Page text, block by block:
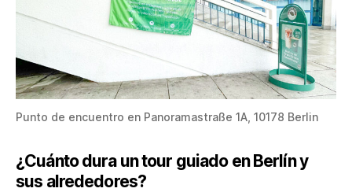
Punto de encuentro en Panoramastraße 1A, 10178 Berlin
¿Cuánto dura un tour guiado en Berlín y
sus alrededores?